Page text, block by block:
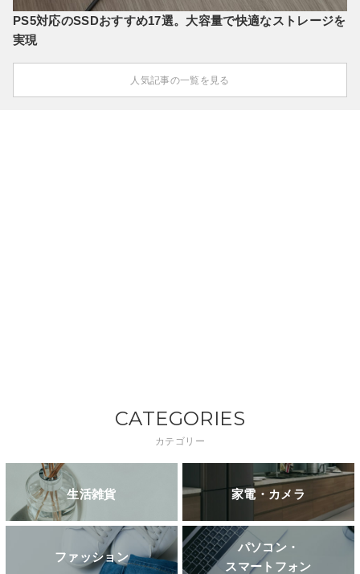
PS5対応のSSDおすすめ17選。大容量で快適なストレージを
実現
人気記事の一覧を見る
CATEGORIES
カテゴリー
生活雑貨 家電・カメラ
ファッション
パソコン・
スマートフォン